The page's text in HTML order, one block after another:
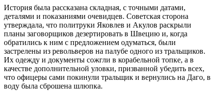
История была рассказана складная, с точными датами,
деталями и показаниями очевидцев. Советская сторона
утверждала, что политруки Яковлев и Акулов раскрыли
планы заговорщиков дезертировать в Швецию и, когда
обратились к ним с предложением одуматься, были
застрелены из револьверов на палубе одного из тральщиков.
Их одежду и документы сожгли в корабельной топке, а в
качестве дополнительной уловки, призванной убедить всех,
что офицеры сами покинули тральщик и вернулись на Даго, в
воду была сброшена шлюпка.